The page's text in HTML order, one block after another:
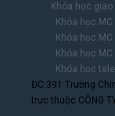
Khóa học
Khóa học
Khóa học
Khóa học
Khóa học
ĐC:391 Trường
trực thuộc CÔNG